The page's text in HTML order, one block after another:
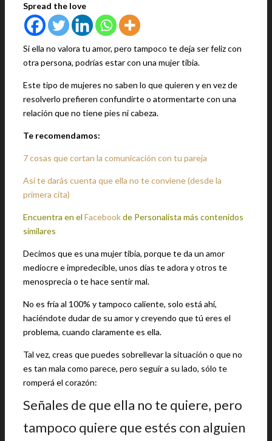
Spread the love
Si ella no valora tu amor, pero tampoco te deja ser feliz con
otra persona, podrías estar con una mujer tibia.
Este tipo de mujeres no saben lo que quieren y en vez de
resolverlo prefieren confundirte o atormentarte con una
relación que no tiene pies ni cabeza.
Te recomendamos:
7 cosas que cortan la comunicación con tu pareja
Así te darás cuenta que ella no te conviene (desde la
primera cita)
Encuentra en el Facebookde Personalista más contenidos
similares
Decimos que es una mujer tibia, porque te da un amor
mediocre e impredecible, unos días te adora y otros te
menosprecia o te hace sentir mal.
No es fría al 100% y tampoco caliente, solo está ahí,
haciéndote dudar de su amor y creyendo que tú eres el
problema, cuando claramente es ella.
Tal vez, creas que puedes sobrellevar la situación o que no
es tan mala como parece, pero seguir a su lado, sólo te
romperá el corazón:
Señales de que ella no te quiere, pero
tampoco quiere que estés con alguien